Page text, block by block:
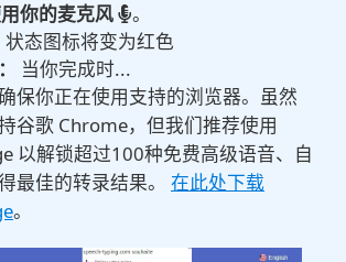
你的麦克风
。
状态图标将变为红色
当你完成时...
保你正在使用支持的浏览器。虽然
谷歌 Chrome，但我们推荐使用
以解锁超过100种免费高级语音、自
最佳的转录结果。 在此处下载
。